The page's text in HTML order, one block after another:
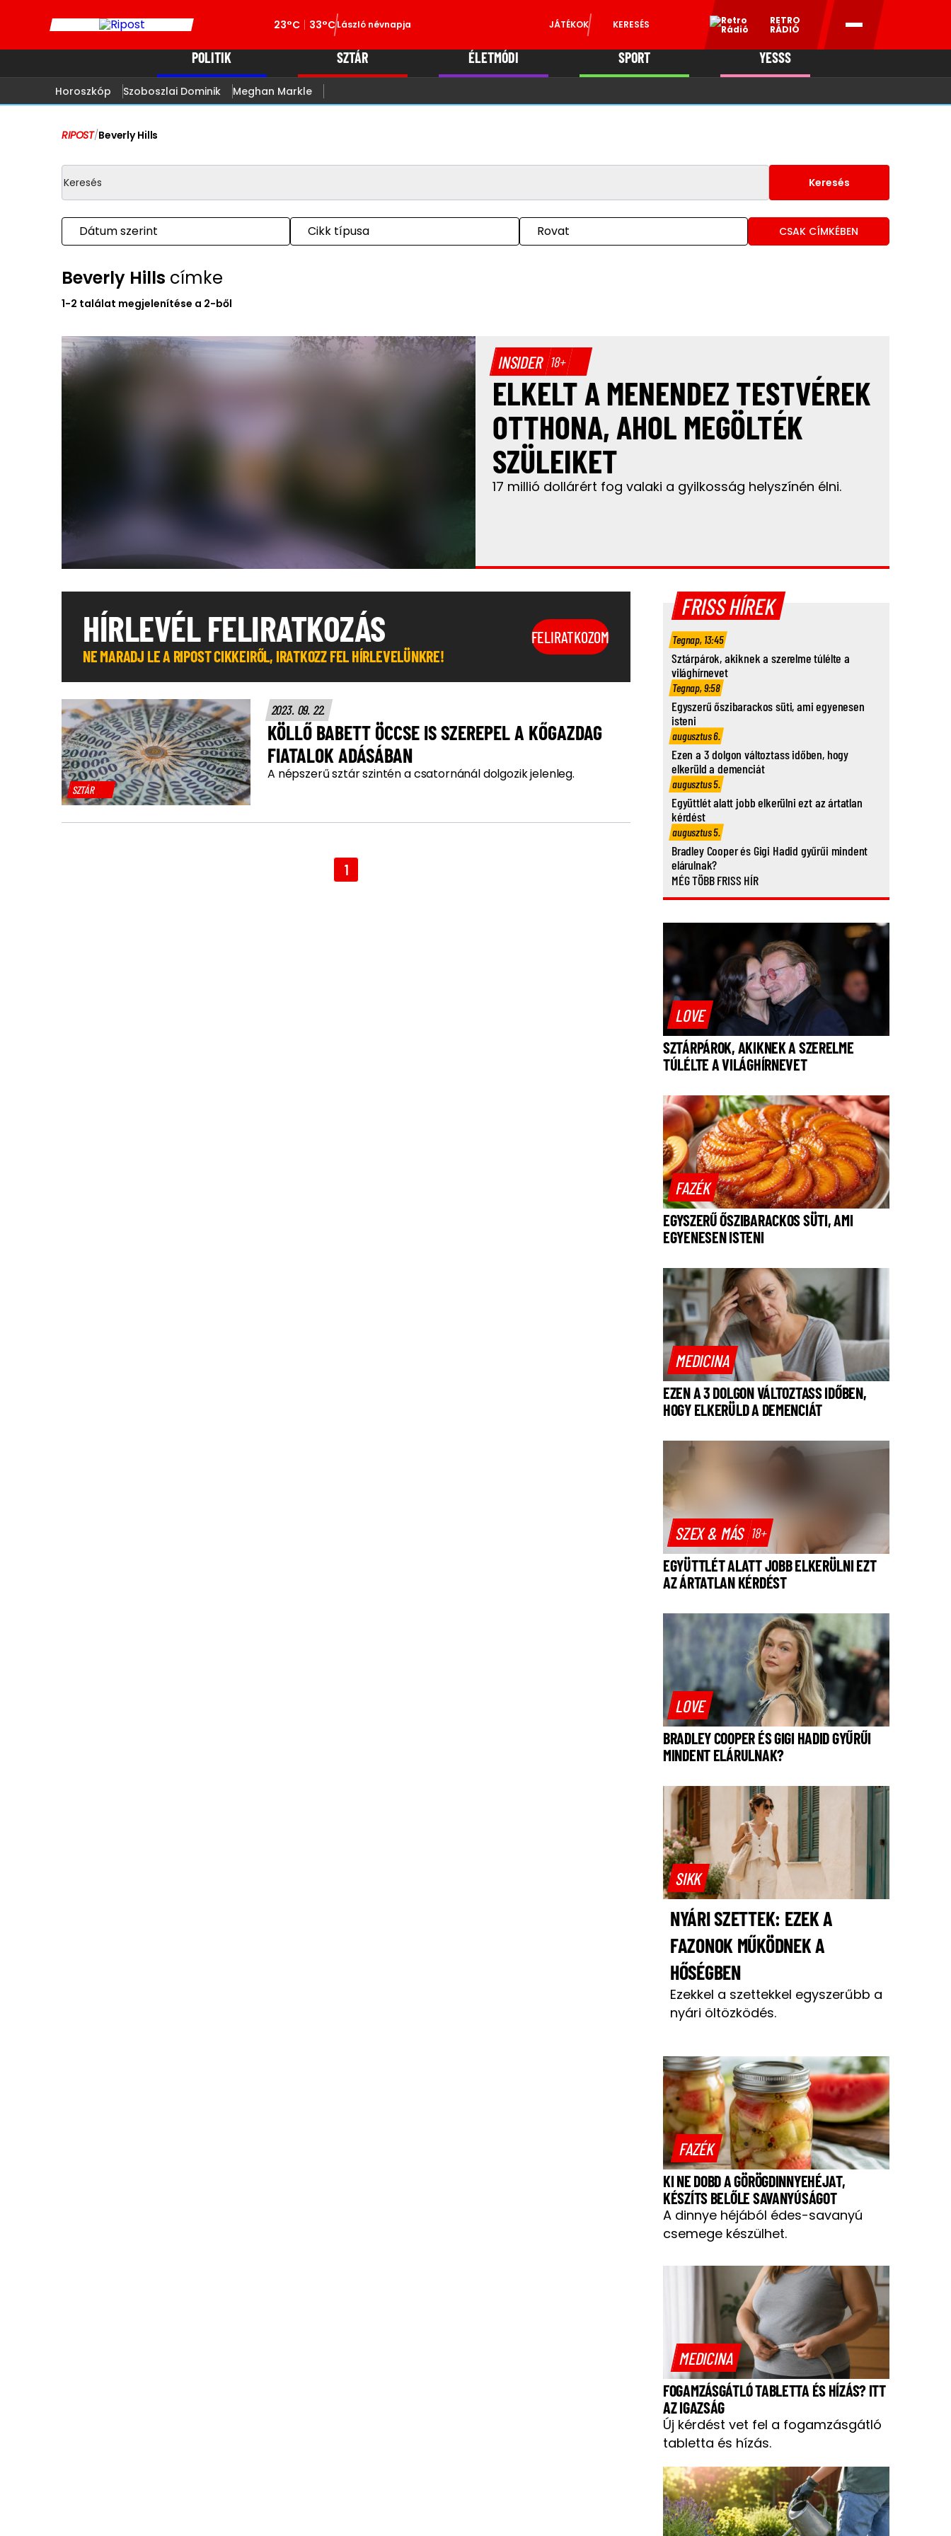
23°C 33°CLászló névnapja JÁTÉKOK KERESÉS RETRO
RÁDIÓ
POLITIK SZTÁR ÉLETMÓDI SPORT YESSS
Horoszkóp Szoboszlai Dominik Meghan Markle
RIPOST/Beverly Hills
Keresés
Dátum szerint Cikk típusa Rovat CSAK CÍMKÉBEN
Beverly Hills címke
1-2 találat megjelenítése a 2-ből
INSIDER 18+
ELKELT A MENENDEZ TESTVÉREK
OTTHONA, AHOL MEGÖLTÉK
SZÜLEIKET
17 millió dollárért fog valaki a gyilkosság helyszínén élni.
HÍRLEVÉL FELIRATKOZÁS
NE MARADJ LE A RIPOST CIKKEIRŐL, IRATKOZZ FEL HÍRLEVELÜNKRE!
FELIRATKOZOM
SZTÁR
2023. 09. 22.
KÖLLŐ BABETT ÖCCSE IS SZEREPEL A KŐGAZDAG
FIATALOK ADÁSÁBAN
A népszerű sztár szintén a csatornánál dolgozik jelenleg.
1
FRISS HÍREK
Tegnap, 13:45
Sztárpárok, akiknek a szerelme túlélte a
világhírnevet
Tegnap, 9:58
Egyszerű őszibarackos süti, ami egyenesen
isteni
augusztus 6.
Ezen a 3 dolgon változtass időben, hogy
elkerüld a demenciát
augusztus 5.
Együttlét alatt jobb elkerülni ezt az ártatlan
kérdést
augusztus 5.
Bradley Cooper és Gigi Hadid gyűrűi mindent
elárulnak?
MÉG TÖBB FRISS HÍR
LOVE
SZTÁRPÁROK, AKIKNEK A SZERELME
TÚLÉLTE A VILÁGHÍRNEVET
FAZÉK
EGYSZERŰ ŐSZIBARACKOS SÜTI, AMI
EGYENESEN ISTENI
MEDICINA
EZEN A 3 DOLGON VÁLTOZTASS IDŐBEN,
HOGY ELKERÜLD A DEMENCIÁT
SZEX & MÁS 18+
EGYÜTTLÉT ALATT JOBB ELKERÜLNI EZT
AZ ÁRTATLAN KÉRDÉST
LOVE
BRADLEY COOPER ÉS GIGI HADID GYŰRŰI
MINDENT ELÁRULNAK?
SIKK
NYÁRI SZETTEK: EZEK A
FAZONOK MŰKÖDNEK A
HŐSÉGBEN
Ezekkel a szettekkel egyszerűbb a
nyári öltözködés.
FAZÉK
KI NE DOBD A GÖRÖGDINNYEHÉJAT,
KÉSZÍTS BELŐLE SAVANYÚSÁGOT
A dinnye héjából édes-savanyú
csemege készülhet.
MEDICINA
FOGAMZÁSGÁTLÓ TABLETTA ÉS HÍZÁS? ITT
AZ IGAZSÁG
Új kérdést vet fel a fogamzásgátló
tabletta és hízás.